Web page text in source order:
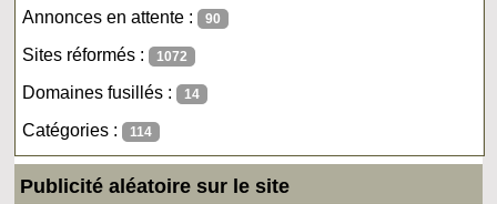
Annonces en attente : 90
Sites réformés : 1072
Domaines fusillés : 14
Catégories : 114
Publicité aléatoire sur le site